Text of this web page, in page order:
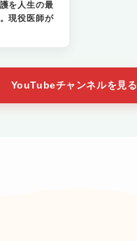
を人生の最
現役医師が
YouTubeチャンネルを見る